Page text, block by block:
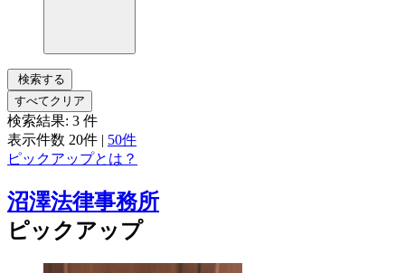
検索する
すべてクリア
検索結果: 3 件
表示件数 20件 | 50件
ピックアップとは？
沼澤法律事務所
ピックアップ